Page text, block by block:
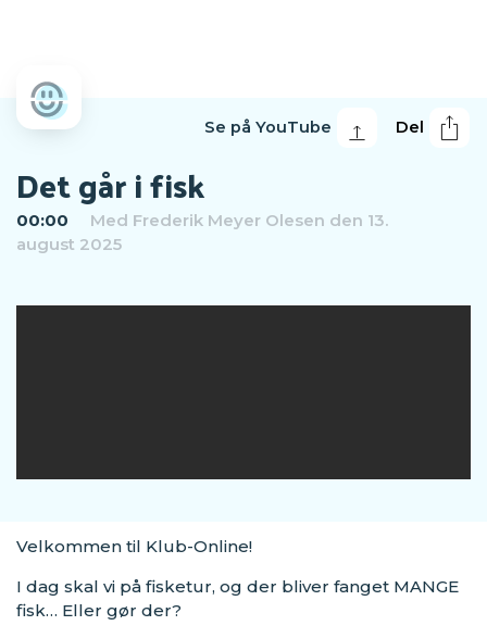
Del
Se på YouTube
Det går i fisk
00:00 Med Frederik Meyer Olesen den 13.
august 2025
Velkommen til Klub-Online!
I dag skal vi på fisketur, og der bliver fanget MANGE
fisk… Eller gør der?